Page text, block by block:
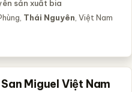
sản xuất bia
Thái Nguyên , Việt Nam
Miguel Việt Nam